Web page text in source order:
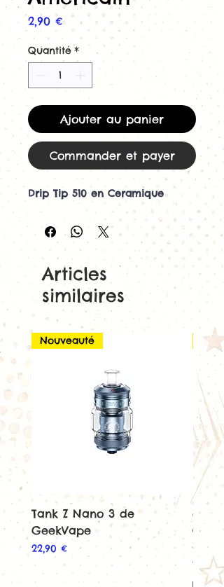
2,90 €Prix
Quantité *
Ajouter au panier
Commander et payer
Drip Tip 510 en Ceramique
Articles
similaires
Nouveauté
Tank Z Nano 3 de
GeekVape
Prix
22,90 €
e-
-
Prix
18,90 €